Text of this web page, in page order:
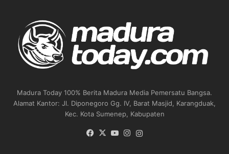
Madura Today 100% Berita Madura Media Pemersatu Bangsa.
Alamat Kantor: Jl. Diponegoro Gg. IV, Barat Masjid, Karangduak,
Kec. Kota Sumenep, Kabupaten
Facebook
X YouTubeInstagram